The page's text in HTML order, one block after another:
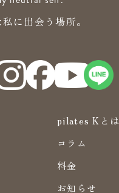
に出会う場所。
pilates Kとは
コラム
料金
お知らせ